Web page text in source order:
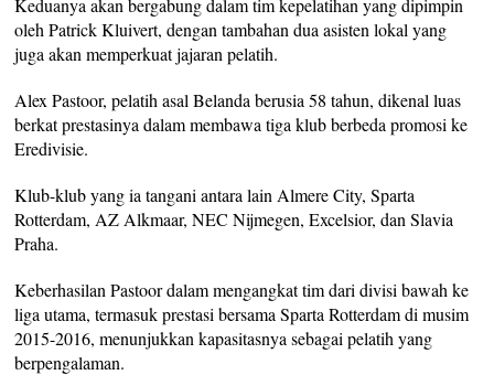
Keduanya akan bergabung dalam tim kepelatihan yang dipimpin
oleh Patrick Kluivert, dengan tambahan dua asisten lokal yang
juga akan memperkuat jajaran pelatih.
Alex Pastoor, pelatih asal Belanda berusia 58 tahun, dikenal luas
berkat prestasinya dalam membawa tiga klub berbeda promosi ke
Eredivisie.
Klub-klub yang ia tangani antara lain Almere City, Sparta
Rotterdam, AZ Alkmaar, NEC Nijmegen, Excelsior, dan Slavia
Praha.
Keberhasilan Pastoor dalam mengangkat tim dari divisi bawah ke
liga utama, termasuk prestasi bersama Sparta Rotterdam di musim
2015-2016, menunjukkan kapasitasnya sebagai pelatih yang
berpengalaman.